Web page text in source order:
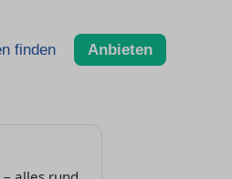
finden Anbieten